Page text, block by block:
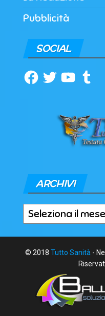
Pubblicità
SOCIAL
Facebook
TwitterYouTubeTumblr
ARCHIVI
Archivi
© 2018 Tutto Sanità -